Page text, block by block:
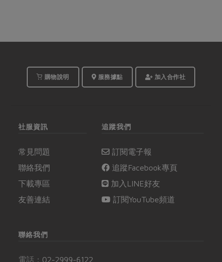
購物說明 服務據點 加入合作社
社服資訊
常見問題
聯絡我們
下載專區
友善連結
追蹤我們
訂閱電子報
追蹤Facebook專頁
加入LINE好友
訂閱YouTube頻道
聯絡我們
電話： 02-2999-6122